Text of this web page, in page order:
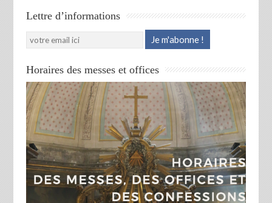
Lettre d’informations
Horaires des messes et offices